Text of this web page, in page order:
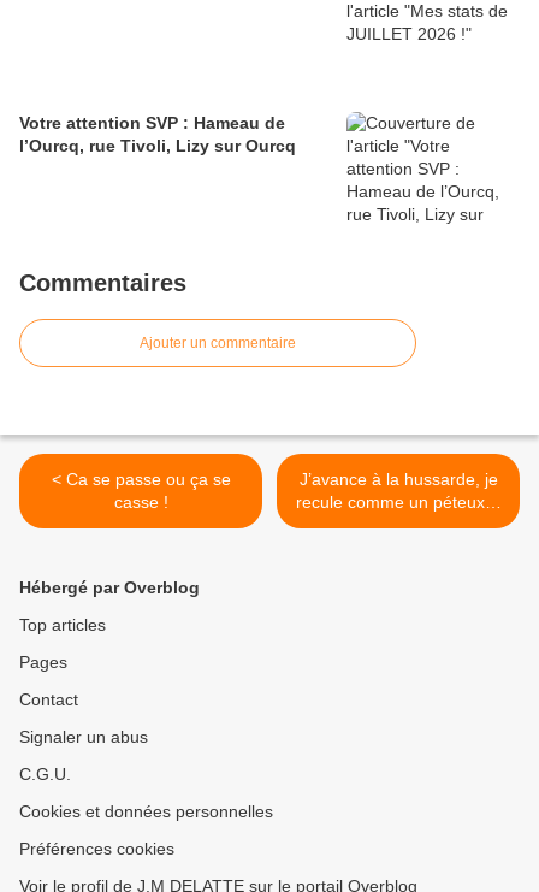
Votre attention SVP : Hameau de
l’Ourcq, rue Tivoli, Lizy sur Ourcq
Commentaires
Ajouter un commentaire
< Ca se passe ou ça se
casse !
J’avance à la hussarde, je
recule comme un péteux…
>
Hébergé par Overblog
Top articles
Pages
Contact
Signaler un abus
C.G.U.
Cookies et données personnelles
Préférences cookies
Voir le profil de J.M DELATTE sur le portail Overblog